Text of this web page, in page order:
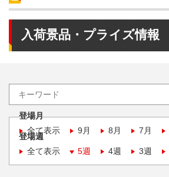
入荷景品・プライズ情報
登場月
全て表示
9月 8月 7月
登場週
全て表示
5週 4週 3週